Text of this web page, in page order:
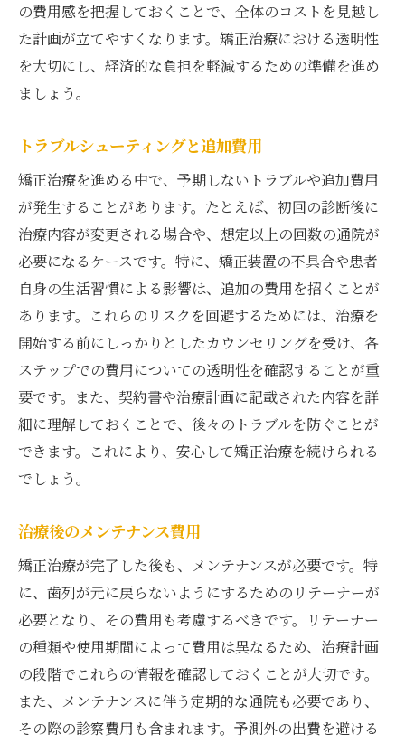
の費用感を把握しておくことで、全体のコストを見越し
た計画が立てやすくなります。矯正治療における透明性
を大切にし、経済的な負担を軽減するための準備を進め
ましょう。
トラブルシューティングと追加費用
矯正治療を進める中で、予期しないトラブルや追加費用
が発生することがあります。たとえば、初回の診断後に
治療内容が変更される場合や、想定以上の回数の通院が
必要になるケースです。特に、矯正装置の不具合や患者
自身の生活習慣による影響は、追加の費用を招くことが
あります。これらのリスクを回避するためには、治療を
開始する前にしっかりとしたカウンセリングを受け、各
ステップでの費用についての透明性を確認することが重
要です。また、契約書や治療計画に記載された内容を詳
細に理解しておくことで、後々のトラブルを防ぐことが
できます。これにより、安心して矯正治療を続けられる
でしょう。
治療後のメンテナンス費用
矯正治療が完了した後も、メンテナンスが必要です。特
に、歯列が元に戻らないようにするためのリテーナーが
必要となり、その費用も考慮するべきです。リテーナー
の種類や使用期間によって費用は異なるため、治療計画
の段階でこれらの情報を確認しておくことが大切です。
また、メンテナンスに伴う定期的な通院も必要であり、
その際の診察費用も含まれます。予測外の出費を避ける